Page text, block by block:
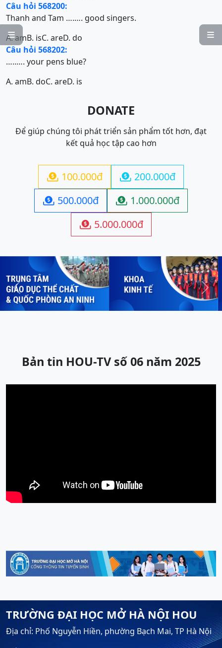


Câu hỏi 568200:
Thanh and Tam ….…. good singers.
A. amB. isC. areD. do
Câu hỏi 568202:
…..…. your pens blue?
A. amB. doC. areD. is
DONATE
Để giúp chúng tôi phát triển sản phẩm tốt hơn, đạt
kết quả học tập cao hơn
 100.000đ  200.000đ
 500.000đ  1.000.000đ
 5.000.000đ
Previous Next
Bản tin HOU-TV số 06 năm 2025
TRƯỜNG ĐẠI HỌC MỞ HÀ NỘI HOU
Địa chỉ: Phố Nguyễn Hiền, phường Bạch Mai, TP Hà Nội